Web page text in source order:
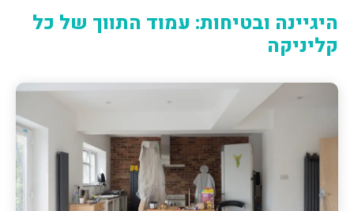
היגיינה ובטיחות: עמוד התווך של כל
קליניקה